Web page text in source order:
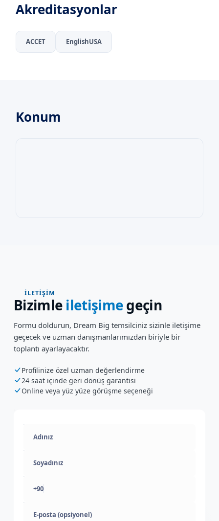
Akreditasyonlar
ACCET EnglishUSA
Konum
İLETIŞIM
Bizimle iletişimegeçin
Formu doldurun, Dream Big temsilciniz sizinle iletişime
geçecek ve uzman danışmanlarımızdan biriyle bir
toplantı ayarlayacaktır.
Profilinize özel uzman değerlendirme
24 saat içinde geri dönüş garantisi
Online veya yüz yüze görüşme seçeneği
+90